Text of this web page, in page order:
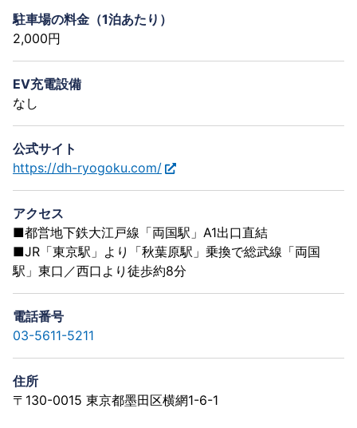
駐車場の料金（1泊あたり）
2,000円
EV充電設備
なし
公式サイト
https://dh-ryogoku.com/
アクセス
■都営地下鉄大江戸線「両国駅」A1出口直結
■JR「東京駅」より「秋葉原駅」乗換で総武線「両国
駅」東口／西口より徒歩約8分
電話番号
03-5611-5211
住所
〒130-0015 東京都墨田区横網1-6-1